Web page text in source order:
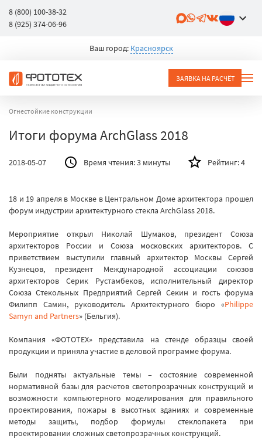
8 (800) 100-38-32
8 (925) 374-06-96
Ваш город: Красноярск
ЗАЯВКА НА РАСЧЁТ
Огнестойкие конструкции
Итоги форума ArchGlass 2018
2018-05-07 Время чтения:3 минуты Рейтинг:4
18 и 19 апреля в Москве в Центральном Доме архитектора прошел
форум индустрии архитектурного стекла ArchGlass 2018.
Мероприятие открыл Николай Шумаков, президент Союза
архитекторов России и Союза московских архитекторов. С
приветствием выступили главный архитектор Москвы Сергей
Кузнецов, президент Международной ассоциации союзов
архитекторов Серик Рустамбеков, исполнительный директор
Союза Стекольных Предприятий Сергей Секин и гость форума
Филипп Самин, руководитель Архитектурного бюро «Philippe
Samyn and Partners» (Бельгия).
Компания «ФОТОТЕХ» представила на стенде образцы своей
продукции и приняла участие в деловой программе форума.
Были подняты актуальные темы – состояние современной
нормативной базы для расчетов светопрозрачных конструкций и
возможности компьютерного моделирования для правильного
проектирования, пожары в высотных зданиях и современные
методы защиты, подбор формулы стеклопакета при
проектировании сложных светопрозрачных конструкций.